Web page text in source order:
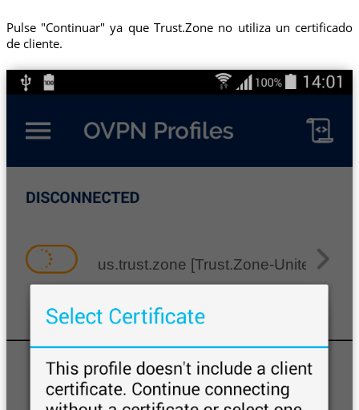
Pulse "Continuar" ya que Trust.Zone no utiliza un certificado
de cliente.
us.trust.zone [Trust.Zone-United-